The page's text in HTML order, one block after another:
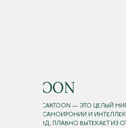
CARTOON
КОЛЛЕКЦИЯ CARTOON — ЭТО ЦЕЛЫЙ
МИР САТИРЫ, САМОИРОНИИ И
НА НАШ ВЗГЛЯД, ПЛАВНО ВЫТЕКАЕТ ИЗ